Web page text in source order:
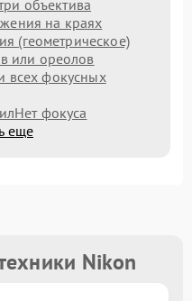
объектива
на краях
(геометрическое)
или ореолов
всех фокусных
Нет фокуса
еще
Nikon